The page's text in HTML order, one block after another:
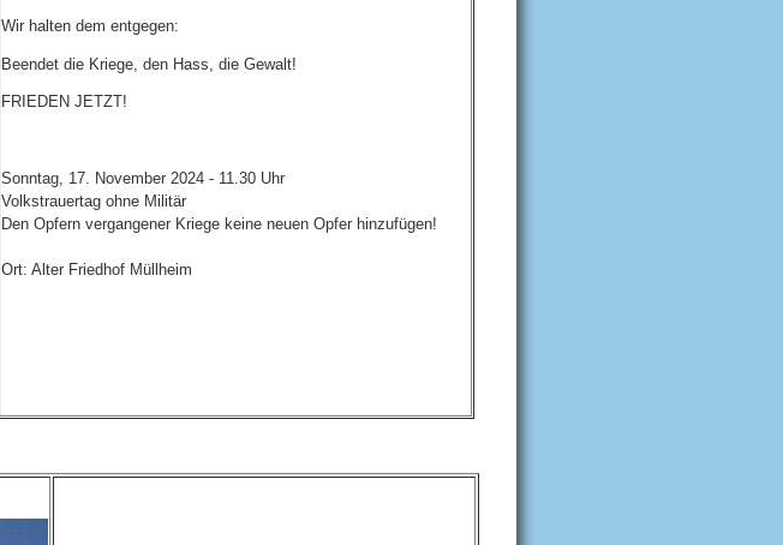
Wir halten dem entgegen:
Beendet die Kriege, den Hass, die Gewalt!
FRIEDEN JETZT!
Sonntag, 17. November 2024 - 11.30 Uhr
Volkstrauertag ohne Militär
Den Opfern vergangener Kriege keine neuen Opfer hinzufügen!
Ort: Alter Friedhof Müllheim